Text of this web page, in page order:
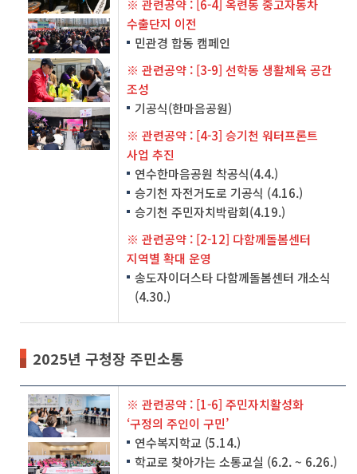
※ 관련공약 : [6-4] 옥련동 중고자동차
수출단지 이전
민관경 합동 캠페인
※ 관련공약 : [3-9] 선학동 생활체육 공간
조성
기공식(한마음공원)
※ 관련공약 : [4-3] 승기천 워터프론트
사업 추진
연수한마음공원 착공식(4.4.)
승기천 자전거도로 기공식 (4.16.)
승기천 주민자치박람회(4.19.)
※ 관련공약 : [2-12] 다함께돌봄센터
지역별 확대 운영
송도자이더스타 다함께돌봄센터 개소식
(4.30.)
2025년 구청장 주민소통
※ 관련공약 : [1-6] 주민자치활성화
‘구정의 주인이 구민’
연수복지학교 (5.14.)
학교로 찾아가는 소통교실 (6.2. ~ 6.26.)